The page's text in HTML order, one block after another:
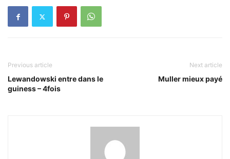
Previous article
Lewandowski entre dans le
guiness – 4fois
Next article
Muller mieux payé